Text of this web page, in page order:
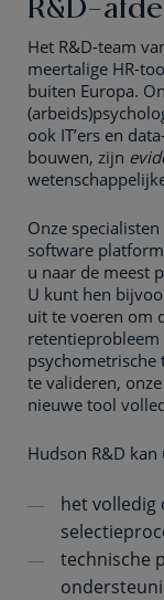
Het R&D-team
meertalige HR-
buiten Europa.
ook IT’ers en
bouwen, zijn
Onze
software
u naar de meest
U kunt hen
uit te voeren om
retentieprobleem
psychometrische
te valideren,
nieuwe tool
Hudson R&D
het volledig
technische